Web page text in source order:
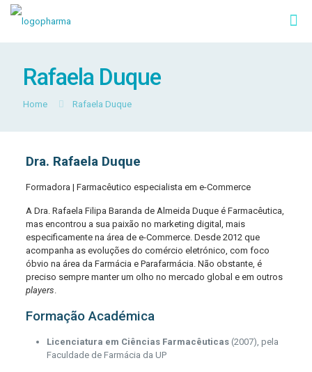
Rafaela Duque
Home Rafaela Duque
Dra. Rafaela Duque
Formadora | Farmacêutico especialista em e-Commerce
A Dra. Rafaela Filipa Baranda de Almeida Duque é Farmacêutica,
mas encontrou a sua paixão no marketing digital, mais
especificamente na área de e-Commerce. Desde 2012 que
acompanha as evoluções do comércio eletrónico, com foco
óbvio na área da Farmácia e Parafarmácia. Não obstante, é
preciso sempre manter um olho no mercado global e em outros
players.
Formação Académica
Licenciatura em Ciências Farmacêuticas(2007), pela
Faculdade de Farmácia da UP